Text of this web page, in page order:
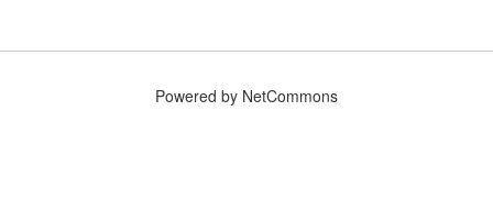
Powered by NetCommons